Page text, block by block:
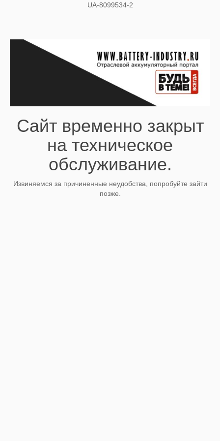
UA-8099534-2
Сайт временно закрыт
на техническое
обслуживание.
Извиняемся за причиненные неудобства, попробуйте зайти
позже.